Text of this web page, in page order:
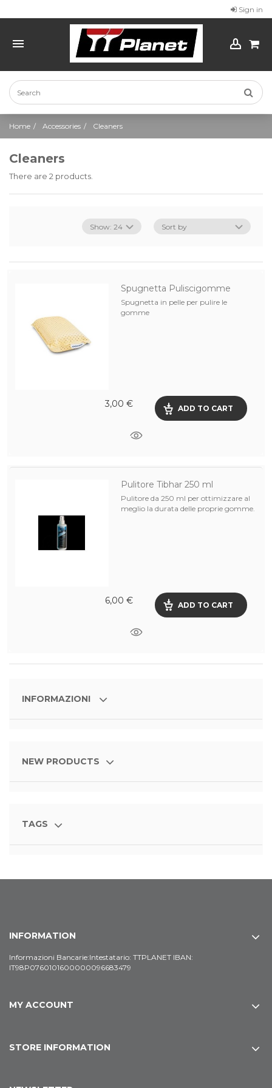
Sign in
Home Accessories Cleaners
Cleaners
There are 2 products.
Spugnetta Puliscigomme
Spugnetta in pelle per pulire le
gomme
3,00 € ADD TO CART
Pulitore Tibhar 250 ml
Pulitore da 250 ml per ottimizzare al
meglio la durata delle proprie gomme.
6,00 € ADD TO CART
INFORMAZIONI
NEW PRODUCTS
TAGS
INFORMATION
Informazioni Bancarie:Intestatario: TTPLANET IBAN:
IT98P0760101600000096683479
MY ACCOUNT
STORE INFORMATION